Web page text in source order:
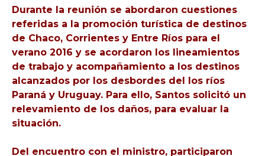
Durante la reunión se abordaron cuestiones
referidas a la promoción turística de destinos
de Chaco, Corrientes y Entre Ríos para el
verano 2016 y se acordaron los lineamientos
de trabajo y acompañamiento a los destinos
alcanzados por los desbordes del los ríos
Paraná y Uruguay. Para ello, Santos solicitó un
relevamiento de los daños, para evaluar la
situación.
Del encuentro con el ministro, participaron